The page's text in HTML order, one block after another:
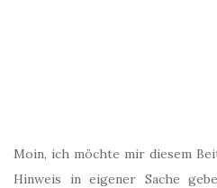
Moin, ich möchte mir diesem
Hinweis in eigener Sache